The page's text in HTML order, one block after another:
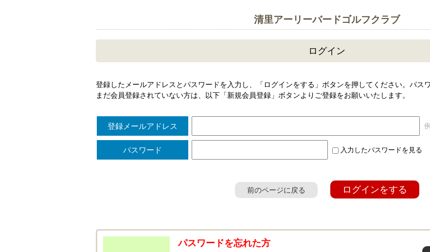
清里アーリーバードゴルフクラブ
ログイン
登録したメールアドレスとパスワードを入力し、「ログインをする」ボタンを押してください。パス
まだ会員登録されていない方は、以下「新規会員登録」ボタンよりご登録をお願いいたします。
登録メールアドレス
パスワード 入力したパスワードを見る
前のページに戻る ログインをする
パスワードを忘れた方